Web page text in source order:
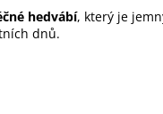
hedvábí, který je
dnů.